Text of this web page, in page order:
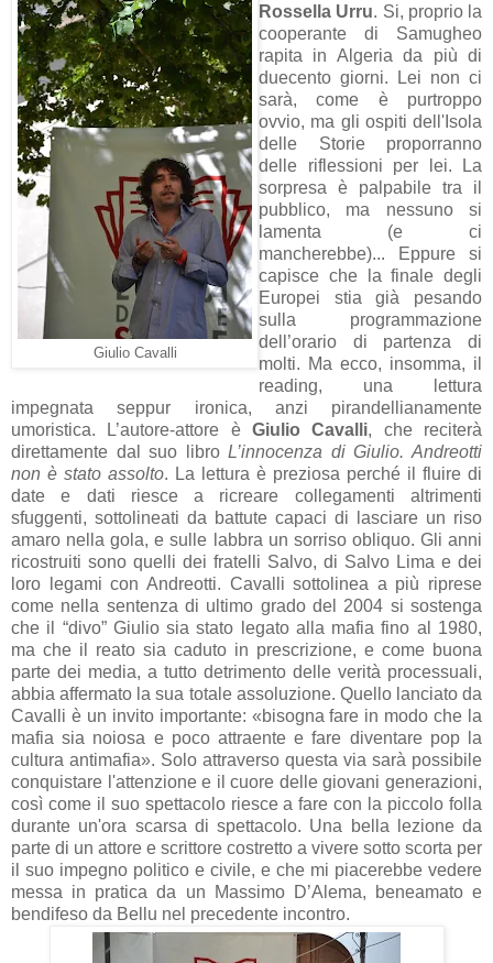
Giulio Cavalli
Rossella Urru. Si, proprio la
cooperante di Samugheo
rapita in Algeria da più di
duecento giorni. Lei non ci
sarà, come è purtroppo
ovvio, ma gli ospiti dell'Isola
delle Storie proporranno
delle riflessioni per lei. La
sorpresa è palpabile tra il
pubblico, ma nessuno si
lamenta (e ci
mancherebbe)... Eppure si
capisce che la finale degli
Europei stia già pesando
sulla programmazione
dell’orario di partenza di
molti. Ma ecco, insomma, il
reading, una lettura
impegnata seppur ironica, anzi pirandellianamente
umoristica. L’autore-attore è Giulio Cavalli, che reciterà
direttamente dal suo libroL’innocenza di Giulio. Andreotti
non è stato assolto. La lettura è preziosa perché il fluire di
date e dati riesce a ricreare collegamenti altrimenti
sfuggenti, sottolineati da battute capaci di lasciare un riso
amaro nella gola, e sulle labbra un sorriso obliquo. Gli anni
ricostruiti sono quelli dei fratelli Salvo, di Salvo Lima e dei
loro legami con Andreotti. Cavalli sottolinea a più riprese
come nella sentenza di ultimo grado del 2004 si sostenga
che il “divo” Giulio sia stato legato alla mafia fino al 1980,
ma che il reato sia caduto in prescrizione, e come buona
parte dei media, a tutto detrimento delle verità processuali,
abbia affermato la sua totale assoluzione. Quello lanciato da
Cavalli è un invito importante: «bisogna fare in modo che la
mafia sia noiosa e poco attraente e fare diventare pop la
cultura antimafia». Solo attraverso questa via sarà possibile
conquistare l'attenzione e il cuore delle giovani generazioni,
così come il suo spettacolo riesce a fare con la piccolo folla
durante un'ora scarsa di spettacolo. Una bella lezione da
parte di un attore e scrittore costretto a vivere sotto scorta per
il suo impegno politico e civile, e che mi piacerebbe vedere
messa in pratica da un Massimo D’Alema, beneamato e
bendifeso da Bellu nel precedente incontro.